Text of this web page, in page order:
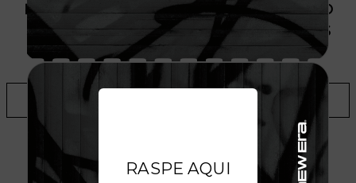
PRODUTO SEM ESTOQUE DÍSPONÍVEL NO
SITE, CONSULTE A DISPONIBILIDADE NAS
LOJAS
ADICIONAR A LISTA DE DESEJOS